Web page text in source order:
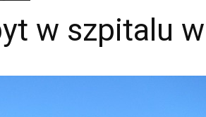
w szpitalu